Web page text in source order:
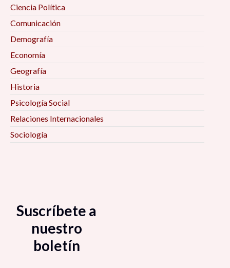
Ciencia Política
Comunicación
Demografía
Economía
Geografía
Historia
Psicología Social
Relaciones Internacionales
Sociología
Suscríbete a
nuestro
boletín